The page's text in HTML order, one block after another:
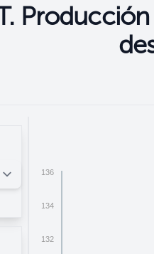
136
134
132